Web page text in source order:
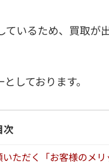
ているため、買取
しております。
次
ただく「お客様のメリ